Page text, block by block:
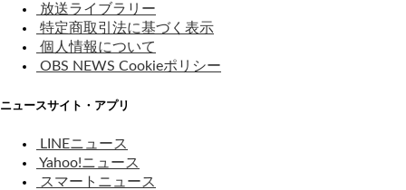
放送ライブラリー
特定商取引法に基づく表示
個人情報について
OBS NEWS Cookieポリシー
ニュースサイト・アプリ
LINEニュース
Yahoo!ニュース
スマートニュース